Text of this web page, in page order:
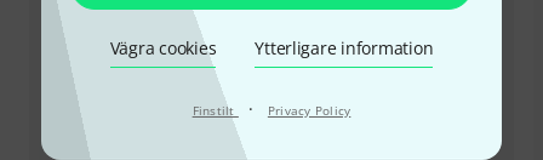
Vägra cookies Ytterligare information
Finstilt · Privacy Policy